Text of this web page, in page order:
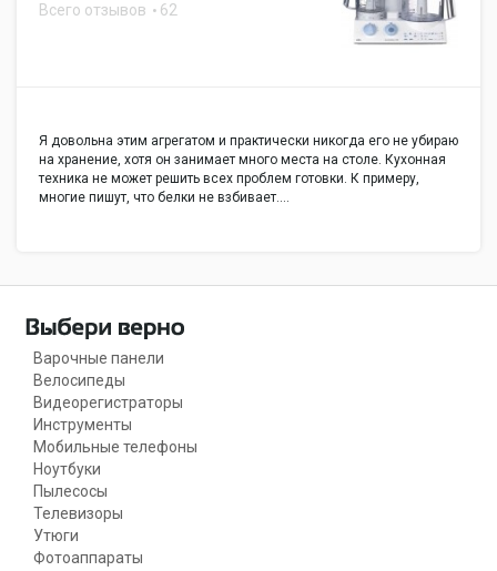
Всего отзывов 62
Я довольна этим агрегатом и практически никогда его не убираю
на хранение, хотя он занимает много места на столе. Кухонная
техника не может решить всех проблем готовки. К примеру,
многие пишут, что белки не взбивает.…
Варочные панели
Велосипеды
Видеорегистраторы
Инструменты
Мобильные телефоны
Ноутбуки
Пылесосы
Телевизоры
Утюги
Фотоаппараты